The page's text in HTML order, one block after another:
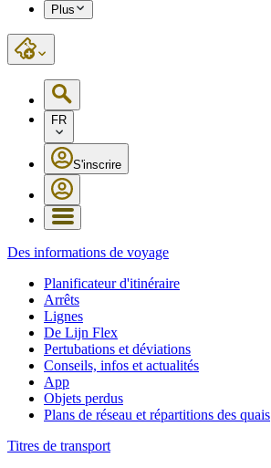
Plus
FR
S'inscrire
Des informations de voyage
Planificateur d'itinéraire
Arrêts
Lignes
De Lijn Flex
Pertubations et déviations
Conseils, infos et actualités
App
Objets perdus
Plans de réseau et répartitions des quais
Titres de transport